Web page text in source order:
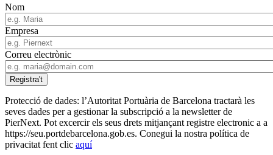
Nom
Empresa
Correu electrònic
Protecció de dades: l’Autoritat Portuària de Barcelona tractarà les
seves dades per a gestionar la subscripció a la newsletter de
PierNext. Pot excercir els seus drets mitjançant registre electronic a a
https://seu.portdebarcelona.gob.es. Conegui la nostra política de
privacitat fent clic aquí